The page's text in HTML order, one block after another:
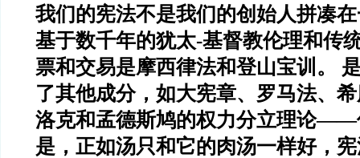
我们的宪法不是我们的创始人拼凑
基于数千年的犹太-基督教伦理和传
票和交易是摩西律法和登山宝训。
了其他成分，如大宪章、罗马法、
洛克和孟德斯鸠的权力分立理论——
是，正如汤只和它的肉汤一样好，